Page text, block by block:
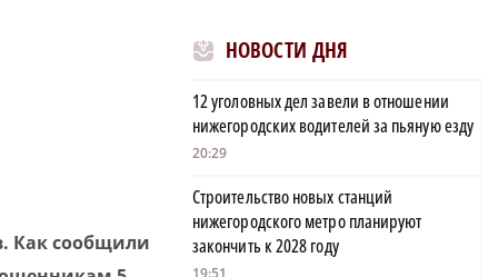
Как сообщили
НОВОСТИ ДНЯ
12 уголовных дел завели в отношении
нижегородских водителей за пьяную езду
20:29
Строительство новых станций
нижегородского метро планируют
закончить к 2028 году